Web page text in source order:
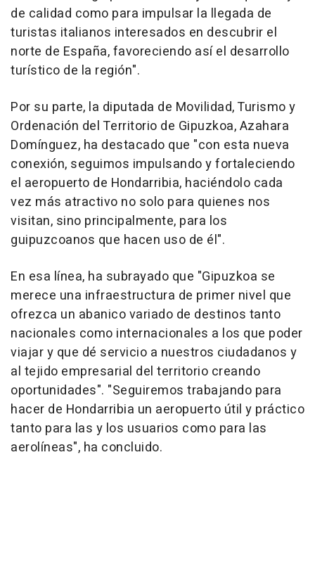
de calidad como para impulsar la llegada de
turistas italianos interesados en descubrir el
norte de España, favoreciendo así el desarrollo
turístico de la región".
Por su parte, la diputada de Movilidad, Turismo y
Ordenación del Territorio de Gipuzkoa, Azahara
Domínguez, ha destacado que "con esta nueva
conexión, seguimos impulsando y fortaleciendo
el aeropuerto de Hondarribia, haciéndolo cada
vez más atractivo no solo para quienes nos
visitan, sino principalmente, para los
guipuzcoanos que hacen uso de él".
En esa línea, ha subrayado que "Gipuzkoa se
merece una infraestructura de primer nivel que
ofrezca un abanico variado de destinos tanto
nacionales como internacionales a los que poder
viajar y que dé servicio a nuestros ciudadanos y
al tejido empresarial del territorio creando
oportunidades". "Seguiremos trabajando para
hacer de Hondarribia un aeropuerto útil y práctico
tanto para las y los usuarios como para las
aerolíneas", ha concluido.